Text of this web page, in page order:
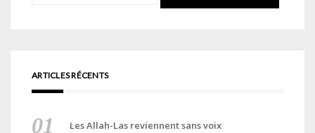
ARTICLES RÉCENTS
Les Allah-Las reviennent sans voix